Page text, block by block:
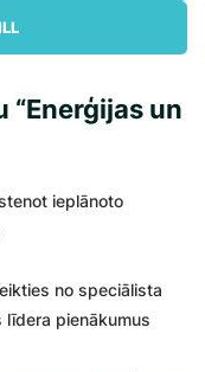
“Enerģijas un
ieplānoto
no speciālista
līdera pienākumus